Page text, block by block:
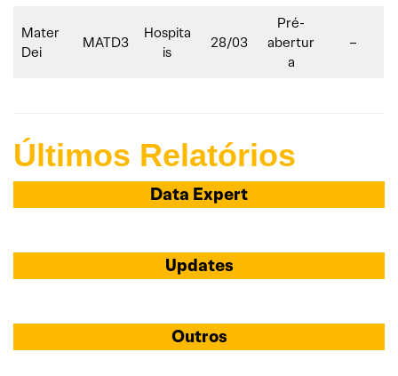
Mater
Dei
MATD3
Hospita
is
28/03
Pré-
abertur
a
–
Últimos Relatórios
Data Expert
Updates
Outros